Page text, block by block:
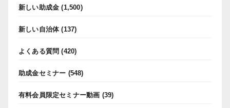
新しい助成金 (1,500)
新しい自治体(137)
よくある質問 (420)
助成金セミナー (548)
有料会員限定セミナー動画 (39)